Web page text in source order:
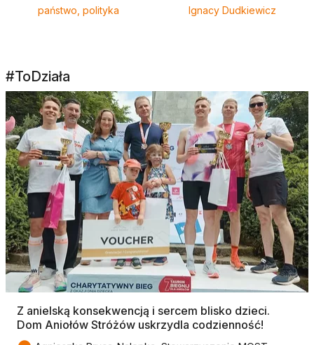
państwo, polityka Ignacy Dudkiewicz
#ToDziała
Z anielską konsekwencją i sercem blisko dzieci.
Dom Aniołów Stróżów uskrzydla codzienność!